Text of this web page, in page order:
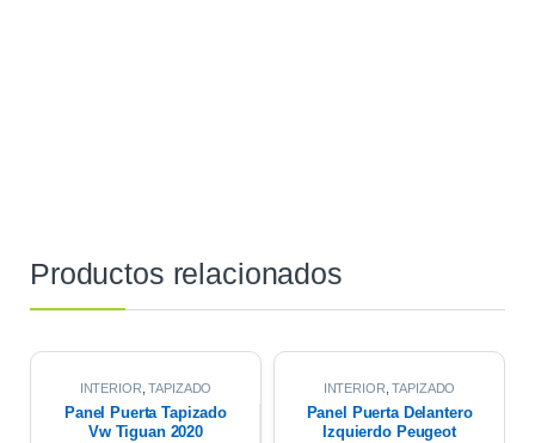
Productos relacionados
INTERIOR ,TAPIZADO
Panel Puerta Tapizado
Vw Tiguan 2020
INTERIOR ,TAPIZADO
Panel Puerta Delantero
Izquierdo Peugeot